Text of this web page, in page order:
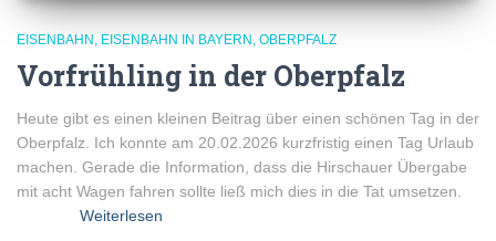
EISENBAHN EISENBAHN IN BAYERN OBERPFALZ
Vorfrühling in der Oberpfalz
Heute gibt es einen kleinen Beitrag über einen schönen Tag in der
Oberpfalz. Ich konnte am 20.02.2026 kurzfristig einen Tag Urlaub
machen. Gerade die Information, dass die Hirschauer Übergabe
mit acht Wagen fahren sollte ließ mich dies in die Tat umsetzen.
Weiterlesen